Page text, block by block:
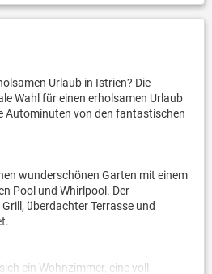
Urlaub in Istrien? Die
Wahl für einen erholsamen Urlaub
Autominuten von den fantastischen
wunderschönen Garten mit einem
Pool und Whirlpool. Der
überdachter Terrasse und
ein Wohnzimmer, eine voll